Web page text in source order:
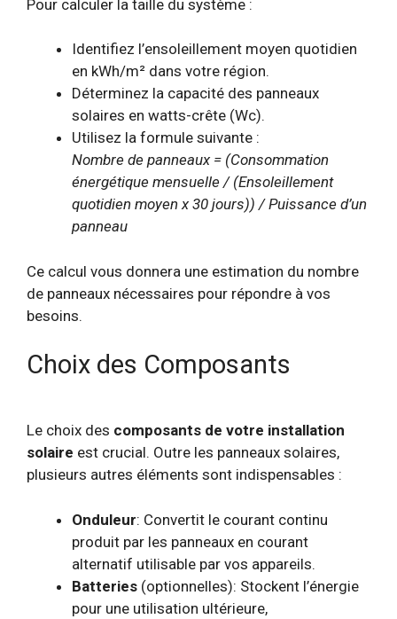
Pour calculer la taille du système :
Identifiez l’ensoleillement moyen quotidien
en kWh/m² dans votre région.
Déterminez la capacité des panneaux
solaires en watts-crête (Wc).
Utilisez la formule suivante :
Nombre de panneaux = (Consommation
énergétique mensuelle / (Ensoleillement
quotidien moyen x 30 jours)) / Puissance d’un
panneau
Ce calcul vous donnera une estimation du nombre
de panneaux nécessaires pour répondre à vos
besoins.
Choix des Composants
Le choix des composants de votre installation
solaire est crucial. Outre les panneaux solaires,
plusieurs autres éléments sont indispensables :
Onduleur: Convertit le courant continu
produit par les panneaux en courant
alternatif utilisable par vos appareils.
Batteries (optionnelles): Stockent l’énergie
pour une utilisation ultérieure,